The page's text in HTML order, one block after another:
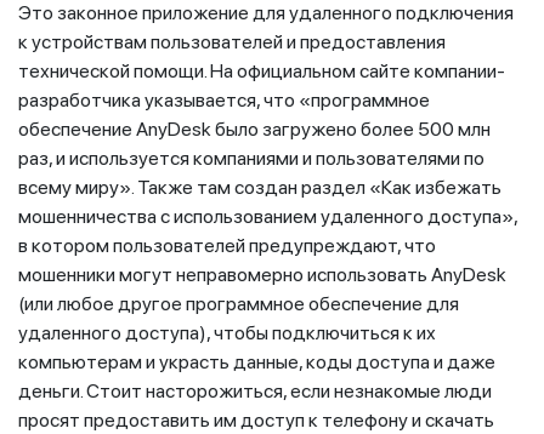
Это законное приложение для удаленного подключения
к устройствам пользователей и предоставления
технической помощи. На официальном сайте компании-
разработчика указывается, что «программное
обеспечение AnyDesk было загружено более 500 млн
раз, и используется компаниями и пользователями по
всему миру». Также там создан раздел «Как избежать
мошенничества с использованием удаленного доступа»,
в котором пользователей предупреждают, что
мошенники могут неправомерно использовать AnyDesk
(или любое другое программное обеспечение для
удаленного доступа), чтобы подключиться к их
компьютерам и украсть данные, коды доступа и даже
деньги. Стоит насторожиться, если незнакомые люди
просят предоставить им доступ к телефону и скачать